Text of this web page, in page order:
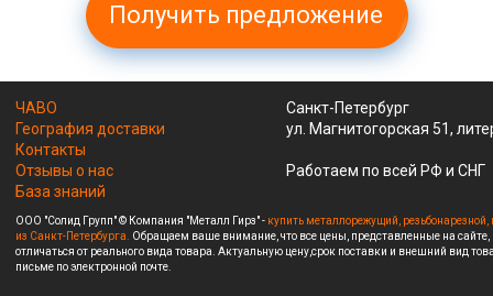
Получить предложение
ЧАВО
География доставки
Контакты
Отзывы о нас
База знаний
Санкт-Петербург
ул. Магнитогорская 51,
Работаем по всей РФ и СНГ
ООО "Солид Групп" © Компания "Металл Гирз" - купить металлорежущий,
из Санкт-Петербурга. Обращаем ваше внимание, что все цены, представленные на
отличаться от реального вида товара. Актуальную цену,срок поставки и внешний вид
письме по электронной почте.